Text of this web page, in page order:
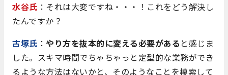
水谷氏 ：それは大変ですね・・・！これをどう解決し
たんですか？
古塚氏 ： やり方を抜本的に変える必要がある と感じま
した。スキマ時間でちゃちゃっと定型的な業務ができ
るような方法はないかと、そのようなことを模索して